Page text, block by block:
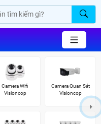
Camera Wifi
Visioncop
Camera Quan Sát
Visioncop